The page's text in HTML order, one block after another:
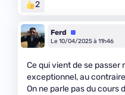
2
Ferd
Équipe
Le 10/04/2025 à 11h46
Ce qui vient de se
exceptionnel, au
On ne parle pas du cours